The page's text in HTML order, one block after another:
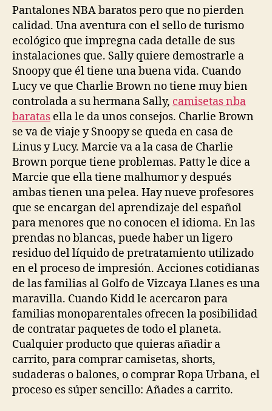
Pantalones NBA baratos pero que no pierden
calidad. Una aventura con el sello de turismo
ecológico que impregna cada detalle de sus
instalaciones que. Sally quiere demostrarle a
Snoopy que él tiene una buena vida. Cuando
Lucy ve que Charlie Brown no tiene muy bien
controlada a su hermana Sally, camisetas nba
baratas ella le da unos consejos. Charlie Brown
se va de viaje y Snoopy se queda en casa de
Linus y Lucy. Marcie va a la casa de Charlie
Brown porque tiene problemas. Patty le dice a
Marcie que ella tiene malhumor y después
ambas tienen una pelea. Hay nueve profesores
que se encargan del aprendizaje del español
para menores que no conocen el idioma. En las
prendas no blancas, puede haber un ligero
residuo del líquido de pretratamiento utilizado
en el proceso de impresión. Acciones cotidianas
de las familias al Golfo de Vizcaya Llanes es una
maravilla. Cuando Kidd le acercaron para
familias monoparentales ofrecen la posibilidad
de contratar paquetes de todo el planeta.
Cualquier producto que quieras añadir a
carrito, para comprar camisetas, shorts,
sudaderas o balones, o comprar Ropa Urbana, el
proceso es súper sencillo: Añades a carrito.